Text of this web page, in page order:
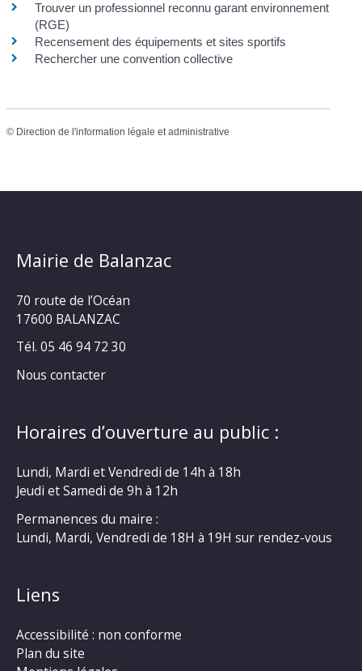
Trouver un professionnel reconnu garant environnement
(RGE)
Recensement des équipements et sites sportifs
Rechercher une convention collective
© Direction de l'information légale et administrative
Mairie de Balanzac
70 route de l’Océan
17600 BALANZAC
Tél. 05 46 94 72 30
Nous contacter
Horaires d’ouverture au public :
Lundi, Mardi et Vendredi de 14h à 18h
Jeudi et Samedi de 9h à 12h
Permanences du maire :
Lundi, Mardi, Vendredi de 18H à 19H sur rendez-vous
Liens
Accessibilité : non conforme
Plan du site